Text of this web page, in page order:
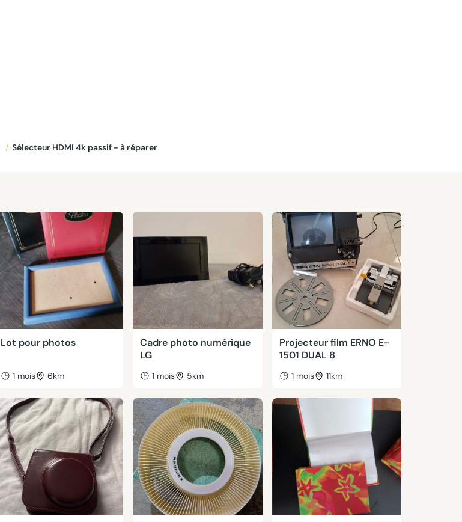
/ Sélecteur HDMI 4k passif - à réparer
Lot pour photos
1 mois 6km
Cadre photo numérique
LG
1 mois 5km
Projecteur film ERNO E-
1501 DUAL 8
1 mois 11km